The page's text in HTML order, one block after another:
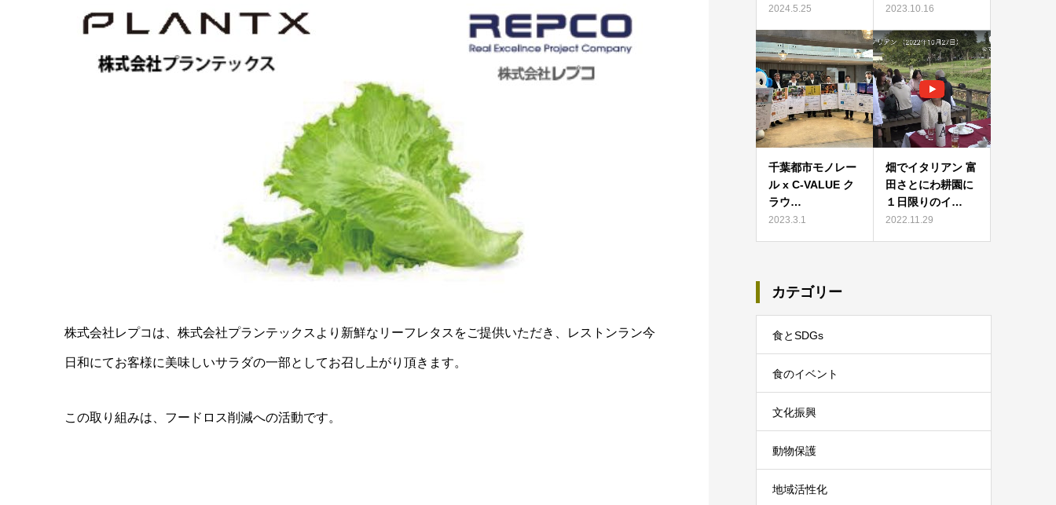
株式会社レプコは、株式会社プランテックスより新鮮なリーフレタスをご提供いただき、レストンラン今
日和にてお客様に美味しいサラダの一部としてお召し上がり頂きます。
この取り組みは、フードロス削減への活動です。
2024.5.25 2023.10.16
千葉都市モノレー
ル x C-VALUE ク
ラウ…
2023.3.1
畑でイタリアン 富
田さとにわ耕園に
１日限りのイ…
2022.11.29
カテゴリー
食とSDGs
食のイベント
文化振興
動物保護
地域活性化